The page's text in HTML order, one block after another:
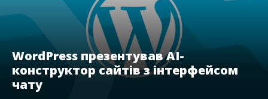
WordPress презентував AI-
конструктор сайтів з інтерфейсом
чату